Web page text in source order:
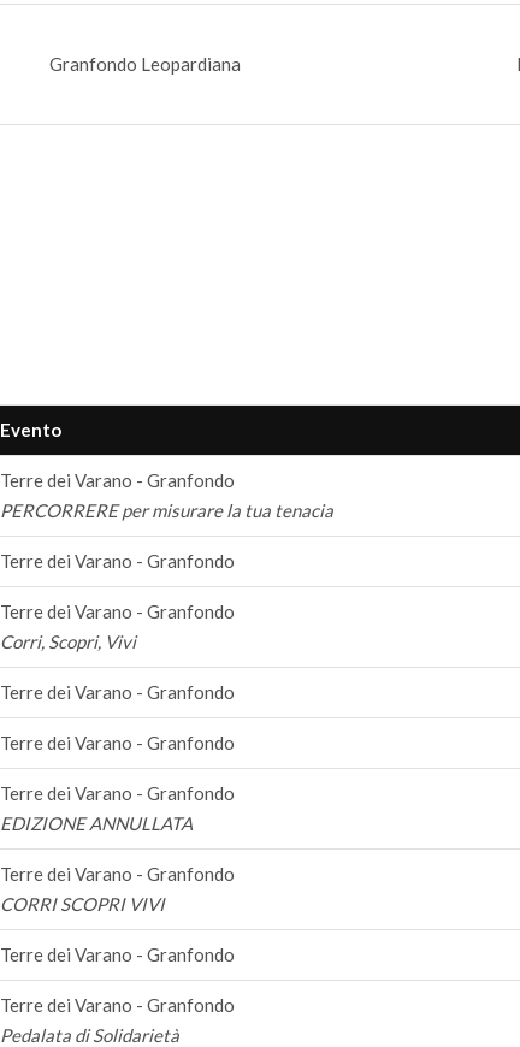
Granfondo Leopardiana
Evento
Terre dei Varano - Granfondo
PERCORRERE per misurare la tua tenacia
Terre dei Varano - Granfondo
Terre dei Varano - Granfondo
Corri, Scopri, Vivi
Terre dei Varano - Granfondo
Terre dei Varano - Granfondo
Terre dei Varano - Granfondo
EDIZIONE ANNULLATA
Terre dei Varano - Granfondo
CORRI SCOPRI VIVI
Terre dei Varano - Granfondo
Terre dei Varano - Granfondo
Pedalata di Solidarietà